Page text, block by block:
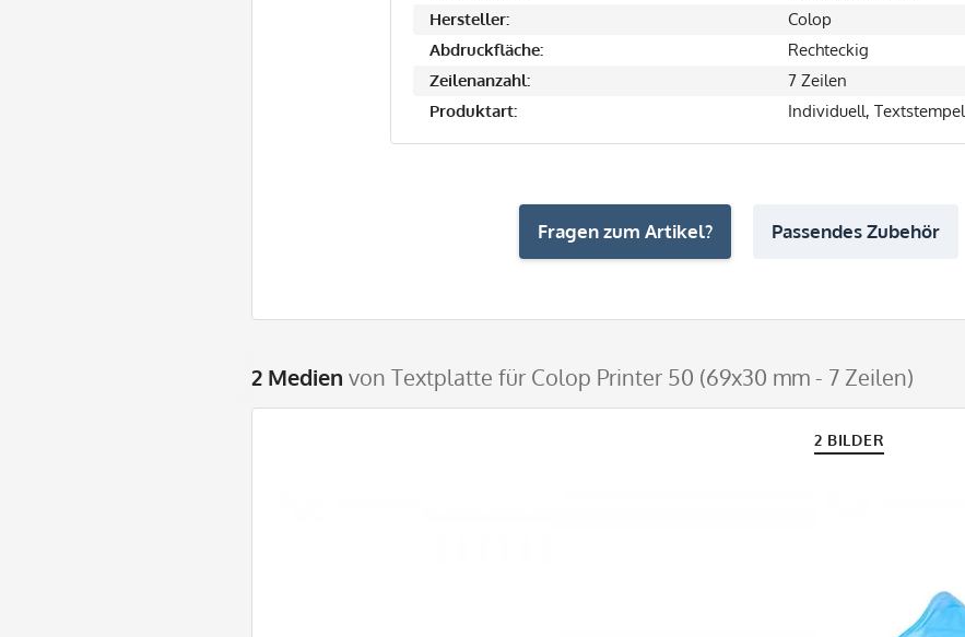
Hersteller:
Colop
Abdruckfläche:
Rechteckig
Zeilenanzahl:
7 Zeilen
Produktart:
Individuell, Textstempel
Fragen zum Artikel? Passendes Zubehör
2 Medien von Textplatte für Colop Printer 50 (69x30 mm - 7 Zeilen)
2 BILDER